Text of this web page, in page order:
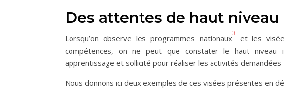
Des attentes de haut
Lorsqu’on observe les programmes nationaux
3
et les
compétences, on ne peut que constater le haut niveau
apprentissage et sollicité pour réaliser les activités
Nous donnons ici deux exemples de ces visées présentes en